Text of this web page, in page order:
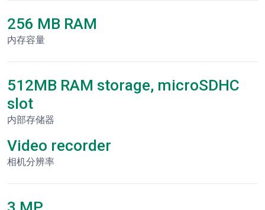
256 MB RAM
内存容量
512MB RAM storage, microSDHC
slot
内部存储器
Video recorder
相机分辨率